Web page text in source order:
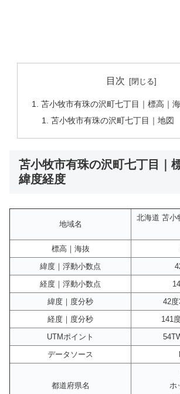
目次
苫小牧市有珠の沢町七丁目｜標高｜
苫小牧市有珠の沢町七丁目｜地図
苫小牧市有珠の沢町七丁目｜
緯度経度
地域名
北海道 苫小
標高｜海抜
緯度｜浮動小数点
経度｜浮動小数点
緯度｜度分秒
42
経度｜度分秒
141
UTMポイント
データソース
都道府県名
ホ